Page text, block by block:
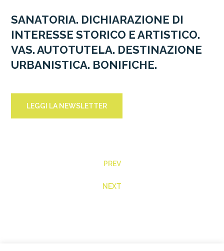
SANATORIA. DICHIARAZIONE DI
INTERESSE STORICO E ARTISTICO.
VAS. AUTOTUTELA. DESTINAZIONE
URBANISTICA. BONIFICHE.
LEGGI LA NEWSLETTER
PREV
NEXT